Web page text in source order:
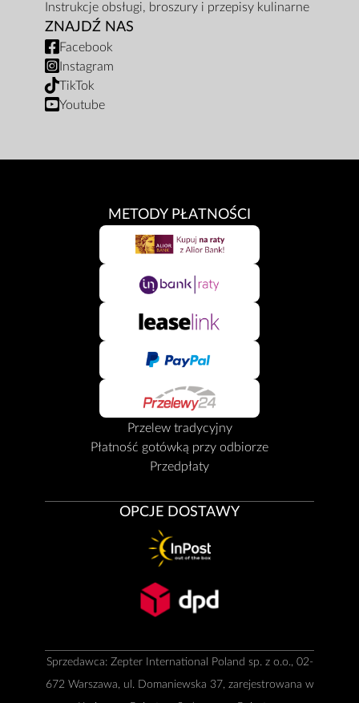
Instrukcje obsługi, broszury i przepisy kulinarne
ZNAJDŹ NAS
Facebook
Instagram
TikTok
Youtube
METODY PŁATNOŚCI
Przelew tradycyjny
Płatność gotówką przy odbiorze
Przedpłaty
OPCJE DOSTAWY
Sprzedawca: Zepter International Poland sp. z o.o., 02-
672 Warszawa, ul. Domaniewska 37, zarejestrowana w